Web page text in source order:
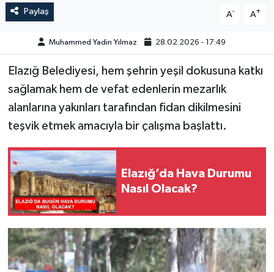
Paylaş A- A+
Muhammed Yadin Yılmaz 28.02.2026 - 17:49
Elazığ Belediyesi, hem şehrin yeşil dokusuna katkı
sağlamak hem de vefat edenlerin mezarlık
alanlarına yakınları tarafından fidan dikilmesini
teşvik etmek amacıyla bir çalışma başlattı.
Elazığ’da Hava Durumu
Nasıl Olacak?
MEDYA
ÖZEL HABER
POLİTİKA
SAĞLIK
SİYASET
SPOR
TEKNOLOJİ
YAŞAM